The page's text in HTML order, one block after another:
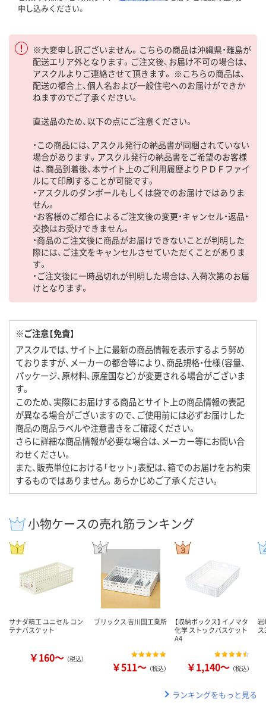
申し込みください。
※大変申し訳ございません。こちらの商品は沖縄県・離島が
配送エリア外となります。ご注文後、お届け不可の場合は、
アスクルよりご連絡させて頂きます。 ※こちらの商品は、
配送の都合上、個人名および一般住宅へのお届けができか
ねますのでご了承ください。
直送品のため、以下の点にご注意ください。
・この商品には、アスクル発行の納品書が同梱されていない
場合があります。アスクル発行の納品書をご希望のお客様
は、商品到着後、本サイト上のご利用履歴よりＰＤＦファイ
ルにて印刷することが可能です。
・アスクルのダンボールもしくは袋でのお届けではありま
せん。
・お客様のご都合によるご注文後の変更・キャンセル・返品・
交換はお受けできません。
・商品のご注文後に商品がお届けできないことが判明した
際には、ご注文をキャンセルさせていただくことがありま
す。
・ご注文後に一時品切れが判明した場合は、入荷次第のお届
けとなります。
※ご注意【免責】
アスクルでは、サイト上に最新の商品情報を表示するよう努め
ておりますが、メーカーの都合等により、商品規格・仕様（容量、
パッケージ、原材料、原産国など）が変更される場合がございま
す。
このため、実際にお届けする商品とサイト上の商品情報の表記
が異なる場合がございますので、ご使用前には必ずお届けした
商品の商品ラベルや注意書きをご確認ください。
さらに詳細な商品情報が必要な場合は、メーカー等にお問い合
わせください。
また、販売単位における「セット」表記は、箱でのお届けをお約束
するものではありません。あらかじめご了承ください。
小物ケースの売れ筋ランキング
サナダ精工 ユニセル コン
テナバスケット
￥160～ （税込）
ブリックス 吉川国工業所
￥511～ （税込）
【収納ボックス】 イノマタ
化学 ストックバスケット
A4
￥1,140～ （税込）
ランキングをもっと見る